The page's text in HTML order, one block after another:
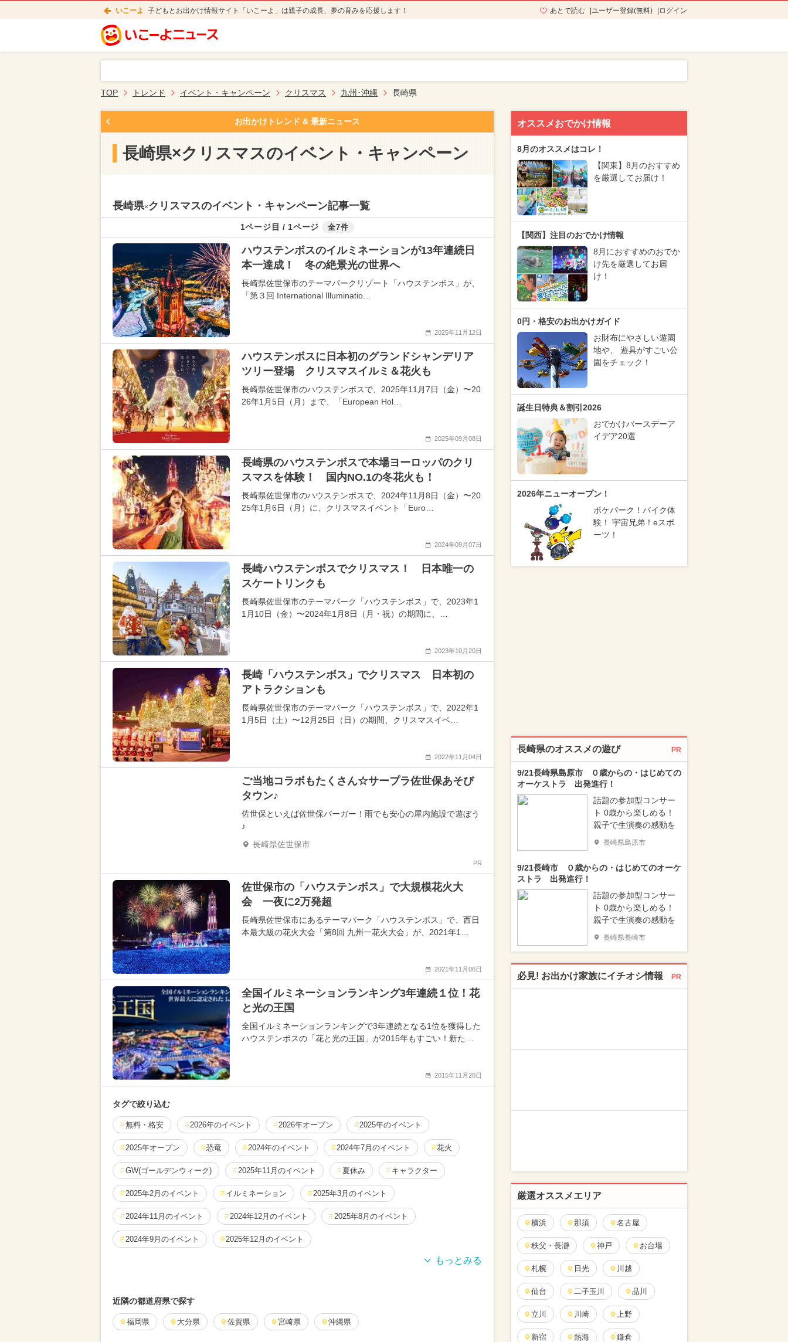
いこーよ 子どもとお出かけ情報サイト「いこーよ」は親子の成長、夢の育みを応援します！ あとで読む ユーザー登録(無料) ログイン
TOP トレンド イベント・キャンペーン クリスマス 九州･沖縄 長崎県
お出かけトレンド & 最新ニュース
長崎県×クリスマスのイベント・キャンペーン
長崎県×クリスマスのイベント・キャンペーン記事一覧
1ページ目 / 1ページ 全7件
ハウステンボスのイルミネーションが13年連続日
本一達成！ 冬の絶景光の世界へ
長崎県佐世保市のテーマパークリゾート「ハウステンボス」が、
「第３回 International Illuminatio…
2025年11月12日
ハウステンボスに日本初のグランドシャンデリア
ツリー登場 クリスマスイルミ＆花火も
長崎県佐世保市のハウステンボスで、2025年11月7日（金）〜20
26年1月5日（月）まで、「European Hol…
2025年09月08日
長崎県のハウステンボスで本場ヨーロッパのクリ
スマスを体験！ 国内NO.1の冬花火も！
長崎県佐世保市のハウステンボスで、2024年11月8日（金）〜20
25年1月6日（月）に、クリスマスイベント「Euro…
2024年09月07日
長崎ハウステンボスでクリスマス！ 日本唯一の
スケートリンクも
長崎県佐世保市のテーマパーク「ハウステンボス」で、2023年1
1月10日（金）〜2024年1月8日（月・祝）の期間に、…
2023年10月20日
長崎「ハウステンボス」でクリスマス 日本初の
アトラクションも
長崎県佐世保市のテーマパーク「ハウステンボス」で、2022年1
1月5日（土）〜12月25日（日）の期間、クリスマスイベ…
2022年11月04日
ご当地コラボもたくさん☆サープラ佐世保あそび
タウン♪
佐世保といえば佐世保バーガー！雨でも安心の屋内施設で遊ぼう
♪
長崎県佐世保市
PR
佐世保市の「ハウステンボス」で大規模花火大
会 一夜に2万発超
長崎県佐世保市にあるテーマパーク「ハウステンボス」で、西日
本最大級の花火大会「第8回 九州一花火大会」が、2021年1…
2021年11月06日
全国イルミネーションランキング3年連続１位！花
と光の王国
全国イルミネーションランキングで3年連続となる1位を獲得した
ハウステンボスの「花と光の王国」が2015年もすごい！新た…
2015年11月20日
タグで絞り込む
無料・格安 2026年のイベント 2026年オープン 2025年のイベント
2025年オープン 恐竜 2024年のイベント 2024年7月のイベント 花火
GW(ゴールデンウィーク) 2025年11月のイベント 夏休み キャラクター
2025年2月のイベント イルミネーション 2025年3月のイベント
2024年11月のイベント 2024年12月のイベント 2025年8月のイベント
2024年9月のイベント 2025年12月のイベント
春休み 2025年10月のイベント
2025年1月のイベント 2026年7月のイベント 2026年8月のイベント
近隣の都道府県で探す
福岡県 大分県 佐賀県 宮崎県 沖縄県
オススメおでかけ情報
8月のオススメはコレ！
【関東】8月のおすすめ
を厳選してお届け！
【関西】注目のおでかけ情報
8月におすすめのおでか
け先を厳選してお届
け！
0円・格安のお出かけガイド
お財布にやさしい遊園
地や、 遊具がすごい公
園をチェック！
誕生日特典＆割引2026
おでかけバースデーア
イデア20選
2026年ニューオープン！
ポケパーク！バイク体
験！ 宇宙兄弟！eスポ
ーツ！
長崎県のオススメの遊び PR
9/21長崎県島原市 ０歳からの・はじめての
オーケストラ 出発進行！
話題の参加型コンサー
ト 0歳から楽しめる！
親子で生演奏の感動を
長崎県島原市
9/21長崎市 ０歳からの・はじめてのオーケ
ストラ 出発進行！
話題の参加型コンサー
ト 0歳から楽しめる！
親子で生演奏の感動を
長崎県長崎市
必見! お出かけ家族にイチオシ情報 PR
厳選オススメエリア
横浜 那須 名古屋
秩父・長瀞 神戸 お台場
札幌 日光 川越
仙台 二子玉川 品川
立川 川崎 上野
新宿 熱海 鎌倉